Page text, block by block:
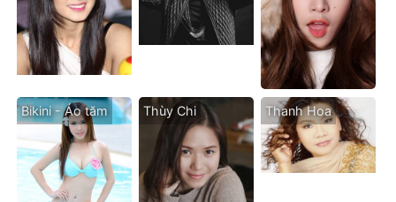
Bikini - Áo tăm Thùy Chi Thanh Hoa